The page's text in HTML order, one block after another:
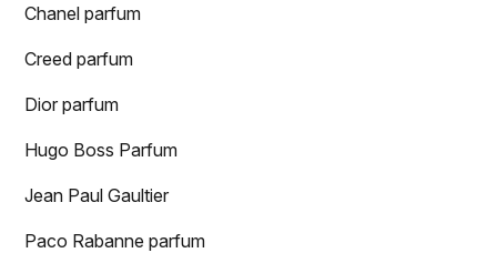
Chanel parfum
Creed parfum
Dior parfum
Hugo Boss Parfum
Jean Paul Gaultier
Paco Rabanne parfum